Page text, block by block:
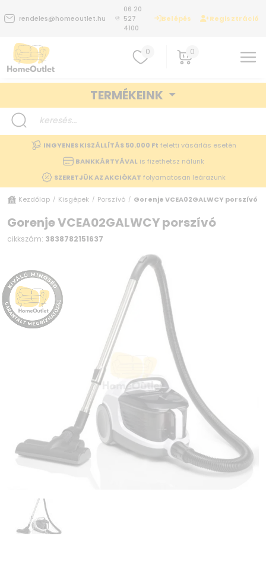
rendeles@homeoutlet.hu
06 20
527
4100
Belépés Regisztráció
0 0
TERMÉKEINK
INGYENES KISZÁLLÍTÁS 50.000 Ft feletti vásárlás esetén
BANKKÁRTYÁVALis fizethetsz nálunk
SZERETJÜK AZ AKCIÓKAT folyamatosan leárazunk
Kezdőlap / Kisgépek / Porszívó / Gorenje VCEA02GALWCY porszívó
Gorenje VCEA02GALWCY porszívó
cikkszám: 3838782151637